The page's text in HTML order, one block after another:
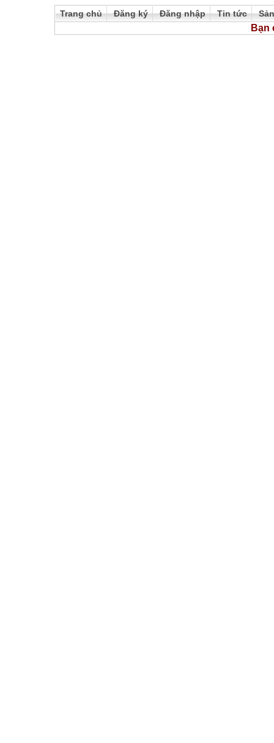
Trang chủ Đăng ký Đăng nhập Tin tức
Bạn